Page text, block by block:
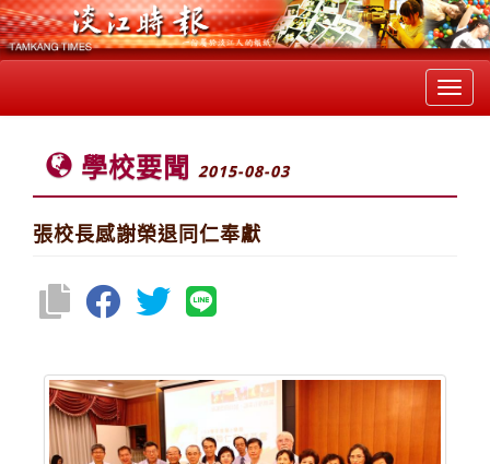
學校要聞 2015-08-03
張校長感謝榮退同仁奉獻